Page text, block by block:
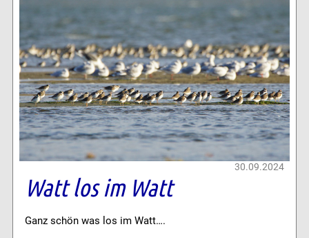
30.09.2024
Watt los im Watt
Ganz schön was los im Watt….